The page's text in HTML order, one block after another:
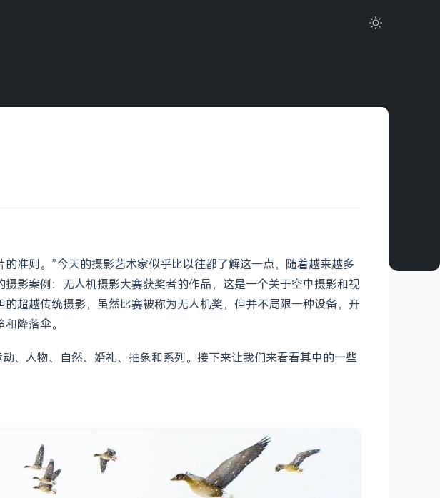
准则。”今天的摄影艺术家似乎比以往都了解这一点，随着越来越多
影案例：无人机摄影大赛获奖者的作品，这是一个关于空中摄影和视
超越传统摄影，虽然比赛被称为无人机奖，但并不局限一种设备，开
降落伞。
、人物、自然、婚礼、抽象和系列。接下来让我们来看看其中的一些